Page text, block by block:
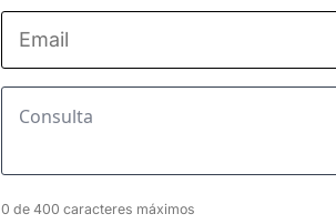
Email *
Consulta
0 de 400 caracteres máximos